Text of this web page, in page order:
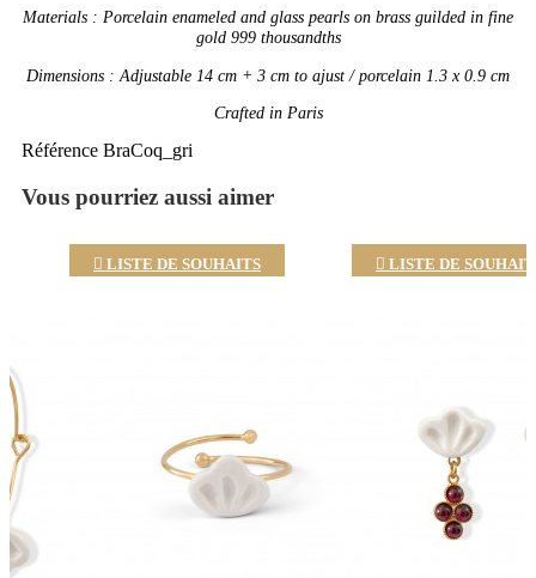
Materials : Porcelain enameled and glass pearls on brass guilded in fine
gold 999 thousandths
Dimensions : Adjustable 14 cm + 3 cm to ajust / porcelain 1.3 x 0.9 cm
Crafted in Paris
Référence BraCoq_gri
Vous pourriez aussi aimer
 LISTE DE SOUHAITS  LISTE DE